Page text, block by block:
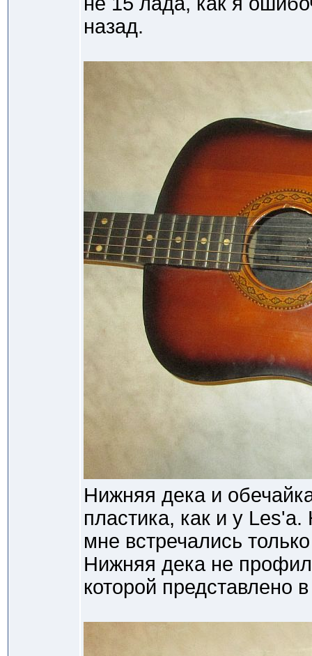
назад.
Нижняя дека и
пластика, как и у Les'а.
мне встречались
Нижняя дека не
которой представлено